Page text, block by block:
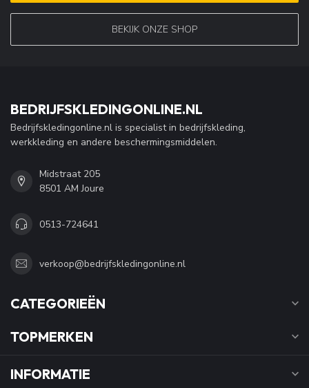
BEKIJK ONZE SHOP
BEDRIJFSKLEDINGONLINE.NL
Bedrijfskledingonline.nl is specialist in bedrijfskleding,
werkkleding en andere beschermingsmiddelen.
Midstraat 205
8501 AM Joure
0513-724641
verkoop@bedrijfskledingonline.nl
CATEGORIEËN
TOPMERKEN
INFORMATIE